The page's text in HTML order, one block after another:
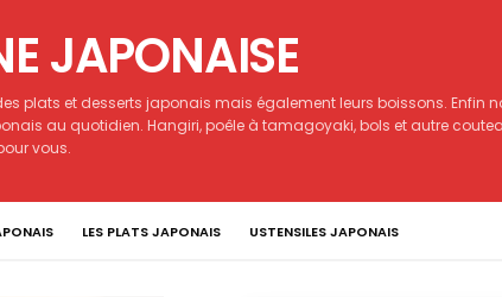
JAPONAISE
plats et desserts japonais mais également leurs boissons. Enfin
au quotidien. Hangiri, poêle à tamagoyaki, bols et autre
vous.
LES PLATS JAPONAIS USTENSILES JAPONAIS